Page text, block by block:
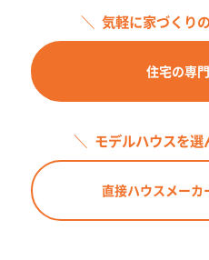
気軽に家づくり
住宅の専
モデルハウスを選
直接ハウスメーカ